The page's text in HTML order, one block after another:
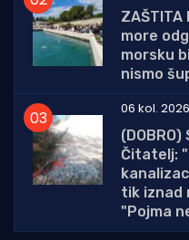
ZAŠTITA
more
morsku
nismo
06 kol. 2026
(DOBRO)
Čitatelj:
tik iznad
"Pojma